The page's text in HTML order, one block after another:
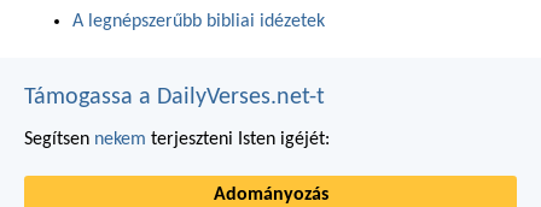
A legnépszerűbb bibliai idézetek
Támogassa a DailyVerses.net-t
Segítsen nekem terjeszteni Isten igéjét:
Adományozás